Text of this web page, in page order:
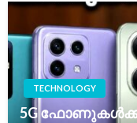
TECHNOLOGY
5G ഫോണുകൾക്ക്